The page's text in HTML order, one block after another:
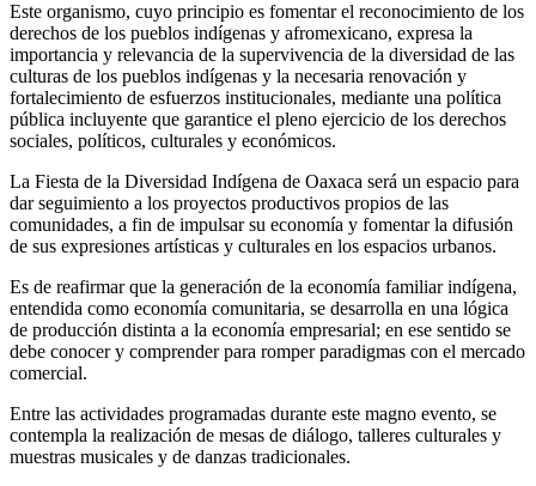
Este organismo, cuyo principio es fomentar el reconocimiento de los
derechos de los pueblos indígenas y afromexicano, expresa la
importancia y relevancia de la supervivencia de la diversidad de las
culturas de los pueblos indígenas y la necesaria renovación y
fortalecimiento de esfuerzos institucionales, mediante una política
pública incluyente que garantice el pleno ejercicio de los derechos
sociales, políticos, culturales y económicos.
La Fiesta de la Diversidad Indígena de Oaxaca será un espacio para
dar seguimiento a los proyectos productivos propios de las
comunidades, a fin de impulsar su economía y fomentar la difusión
de sus expresiones artísticas y culturales en los espacios urbanos.
Es de reafirmar que la generación de la economía familiar indígena,
entendida como economía comunitaria, se desarrolla en una lógica
de producción distinta a la economía empresarial; en ese sentido se
debe conocer y comprender para romper paradigmas con el mercado
comercial.
Entre las actividades programadas durante este magno evento, se
contempla la realización de mesas de diálogo, talleres culturales y
muestras musicales y de danzas tradicionales.